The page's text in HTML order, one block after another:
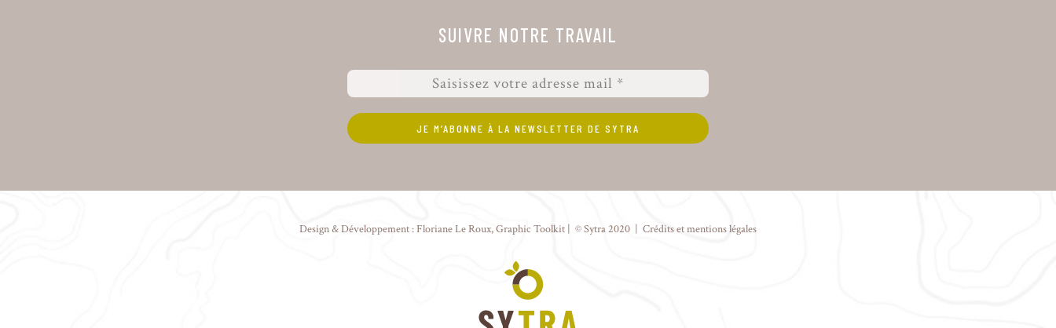
SUIVRE NOTRE TRAVAIL
Design & Développement :Floriane Le Roux,Graphic Toolkit | © Sytra 2020 | Crédits et mentions légales